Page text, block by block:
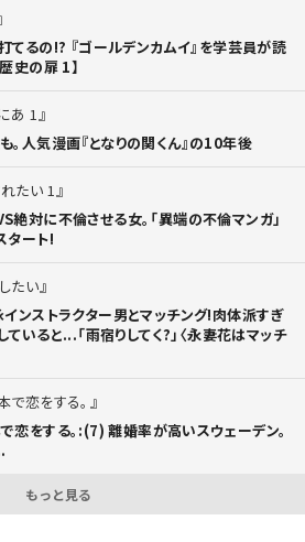
てるの!? 『ゴールデンカムイ』を学芸員が読
史の扉 1】
あ 1
。人気漫画『となりの関くん』の10年後
たい 1
対に不倫させる女。「異端の不倫マンガ」
タート!
たい
インストラクター男とマッチング!肉体派すぎ
ていると...「雨宿りしてく?」〈永妻花はマッチ
で恋をする。
恋をする。:(7) 離婚率が高いスウェーデン。
もっと見る